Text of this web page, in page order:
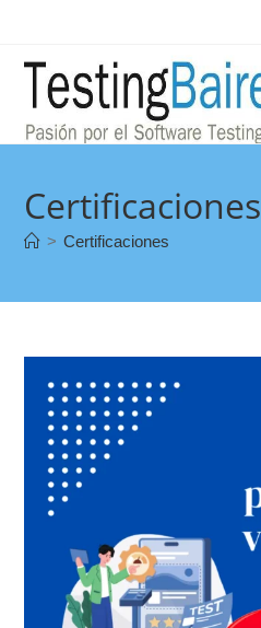
Certificaciones
> Certificaciones